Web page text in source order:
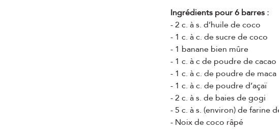
Ingrédients pour 6 barres :
- 2 c. à s. d’huile de coco
- 1 c. à c. de sucre de coco
- 1 banane bien mûre
- 1 c. à c de poudre de cacao
- 1 c. à c. de poudre de maca
- 1 c. à c. de poudre d’açaï
- 2 c. à s. de baies de gogi
- 5 c. à s. (environ) de farine
- Noix de coco râpé